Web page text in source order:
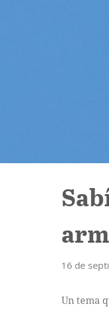
16 de
Un tema